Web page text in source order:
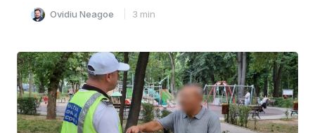
Ovidiu Neagoe 3 min